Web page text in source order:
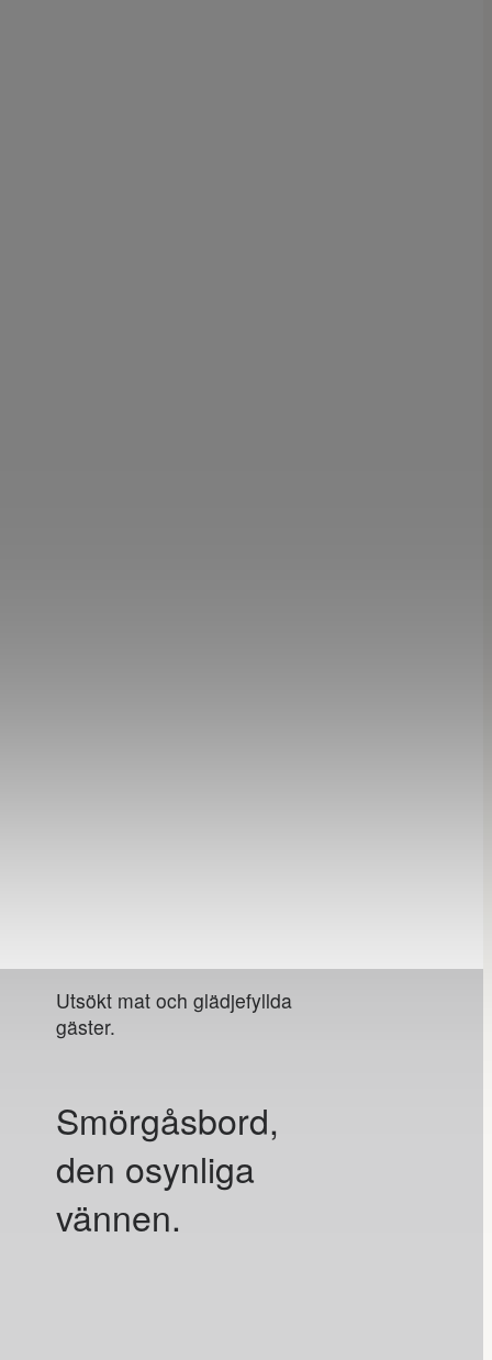
Utsökt mat och glädjefyllda
gäster.
Smörgåsbord,
den osynliga
vännen.